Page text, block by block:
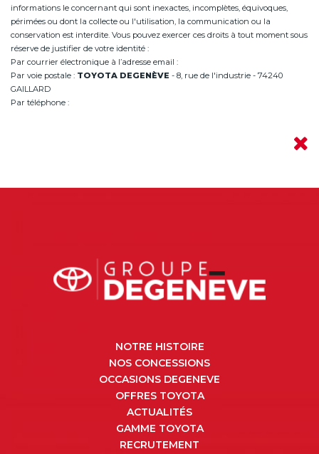
informations le concernant qui sont inexactes, incomplètes, équivoques,
périmées ou dont la collecte ou l'utilisation, la communication ou la
conservation est interdite. Vous pouvez exercer ces droits à tout moment sous
réserve de justifier de votre identité :
Par courrier électronique à l’adresse email :
Par voie postale : TOYOTA DEGENÈVE - 8, rue de l'industrie - 74240
GAILLARD
Par téléphone :
NOTRE HISTOIRE
NOS CONCESSIONS
OCCASIONS DEGENEVE
OFFRES TOYOTA
ACTUALITÉS
GAMME TOYOTA
RECRUTEMENT